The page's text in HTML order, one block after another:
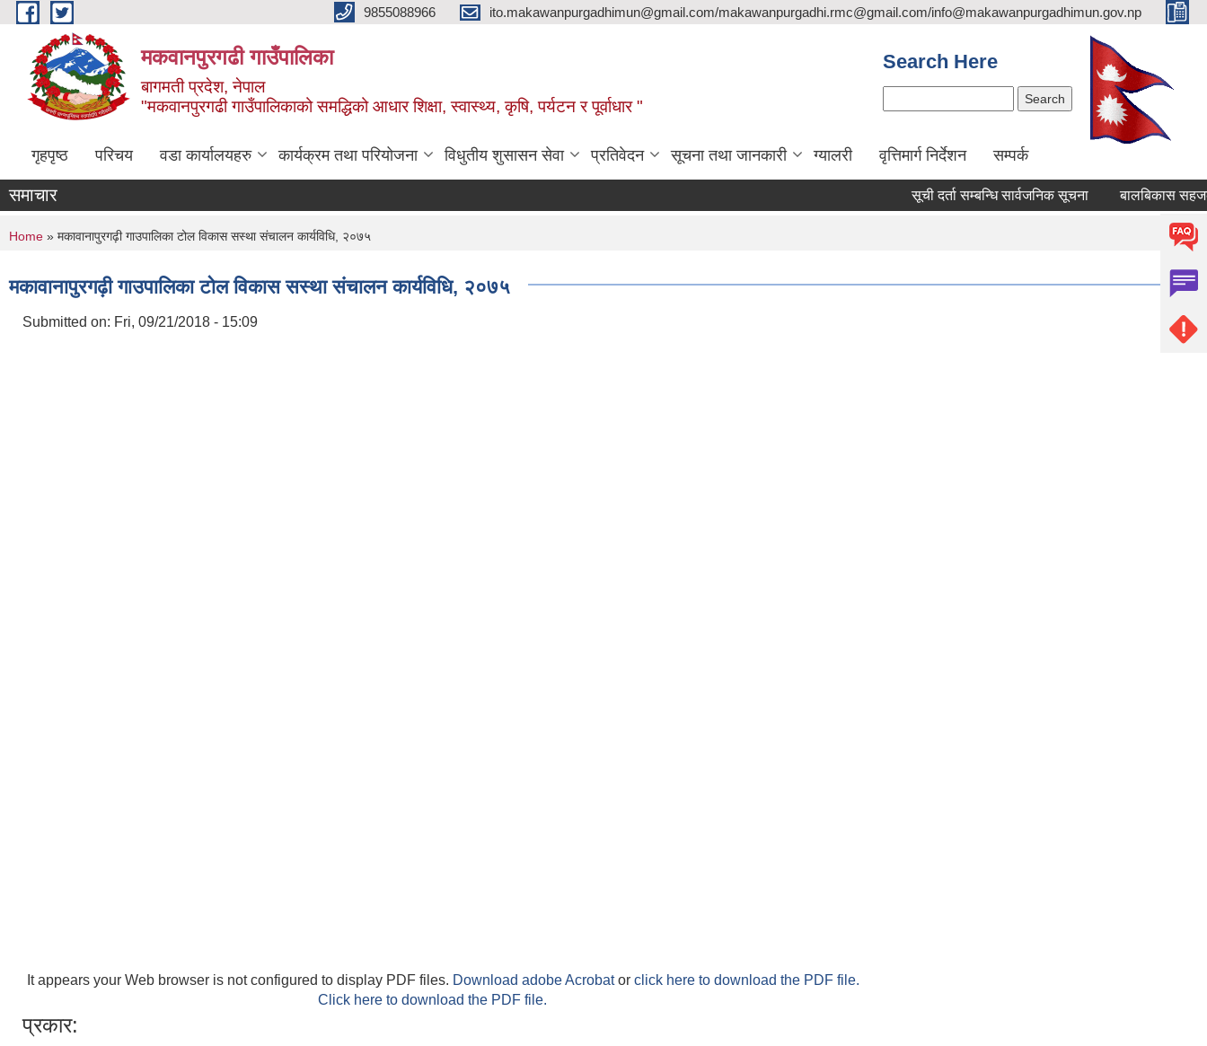
Skip to main content 9855088966 ito.makawanpurgadhimun@gmail.com/makawanpurgadhi.rmc@gmail.com/info@makawanpurgadhimun.gov.np
मकवानपुरगढी गाउँपालिका
बागमती प्रदेश, नेपाल
"मकवानपुरगढी गाउँपालिकाको समद्धिको आधार शिक्षा, स्‍वास्‍थ्‍य, कृषि, पर्यटन र पूर्वाधार "
Search Here
गृहपृष्ठ परिचय वडा कार्यालयहरु कार्यक्रम तथा परियोजना विधुतीय शुसासन सेवा प्रतिवेदन सूचना तथा जानकारी ग्यालरी वृत्तिमार्ग निर्देशन सम्पर्क
समाचार सूची दर्ता सम्बन्धि सार्वजनिक सूचना बालबिकास सहजकर्ता
You are here
Home » मकावानापुरगढ़ी गाउपालिका टोल विकास सस्था संचालन कार्यविधि, २०७५
मकावानापुरगढ़ी गाउपालिका टोल विकास सस्था संचालन कार्यविधि, २०७५
Submitted on: Fri, 09/21/2018 - 15:09
It appears your Web browser is not configured to display PDF files. Download adobe Acrobator click here to download the PDF file.
Click here to download the PDF file.
प्रकार: